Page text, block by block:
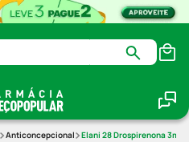
Anticoncepcional Elani 28 Drospirenona